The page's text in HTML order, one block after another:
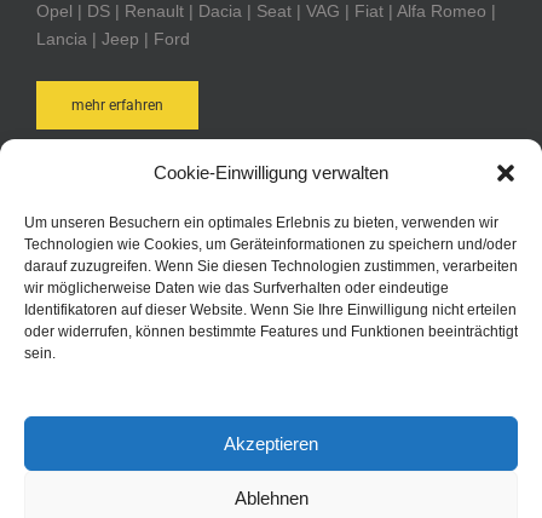
Cookie-Einwilligung verwalten
Um unseren Besuchern ein optimales Erlebnis zu bieten, verwenden wir
Technologien wie Cookies, um Geräteinformationen zu speichern und/oder
darauf zuzugreifen. Wenn Sie diesen Technologien zustimmen, verarbeiten
wir möglicherweise Daten wie das Surfverhalten oder eindeutige
Identifikatoren auf dieser Website. Wenn Sie Ihre Einwilligung nicht erteilen
oder widerrufen, können bestimmte Features und Funktionen beeinträchtigt
sein.
Akzeptieren
Ablehnen
Opel | DS | Renault | Dacia | Seat | VAG | Fiat | Alfa Romeo |
Lancia | Jeep | Ford
mehr erfahren
Bequem und schnell online bestellen. Durch Ihre Anmeldung
bei Autoteile Post AG Online sind Sie in der Lage schneller zu
bestellen, kennen jederzeit den Status Ihrer Bestellungen
und haben immer eine aktuelle Übersicht über Ihre